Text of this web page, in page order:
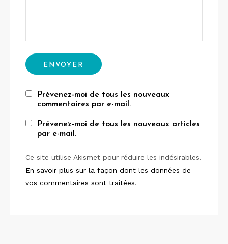
Prévenez-moi de tous les nouveaux
commentaires par e-mail.
Prévenez-moi de tous les nouveaux articles
par e-mail.
Ce site utilise Akismet pour réduire les indésirables.
En savoir plus sur la façon dont les données de
vos commentaires sont traitées.